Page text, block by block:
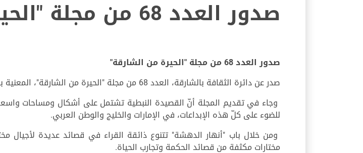
صدور العدد 68 من مجلة "الحيرة من الشارقة"
صدور العدد 68 من مجلة "الحيرة من الشارقة"
صدر عن دائرة الثقافة بالشارقة، العدد 68 من مجلة "الحيرة من الشارقة"، المعنية بالشعر والأدب الشعبي.
وجاء في تقديم المجلة أنّ القصيدة النبطية تشتمل على أشكال ومساحات
للضوء على كلّ هذه الإبداعات، في الإمارات والخليج والوطن العربي.
ومن خلال باب "أنهار الدهشة" تتنوع ذائقة القراء في قصائد عديدة لأجيال
مختارات مكثفة من قصائد الحكمة وتجارب الحياة.